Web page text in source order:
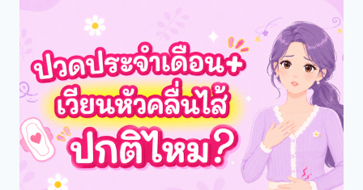
บำรุง
ยัง
ไง
ให้
รอด?